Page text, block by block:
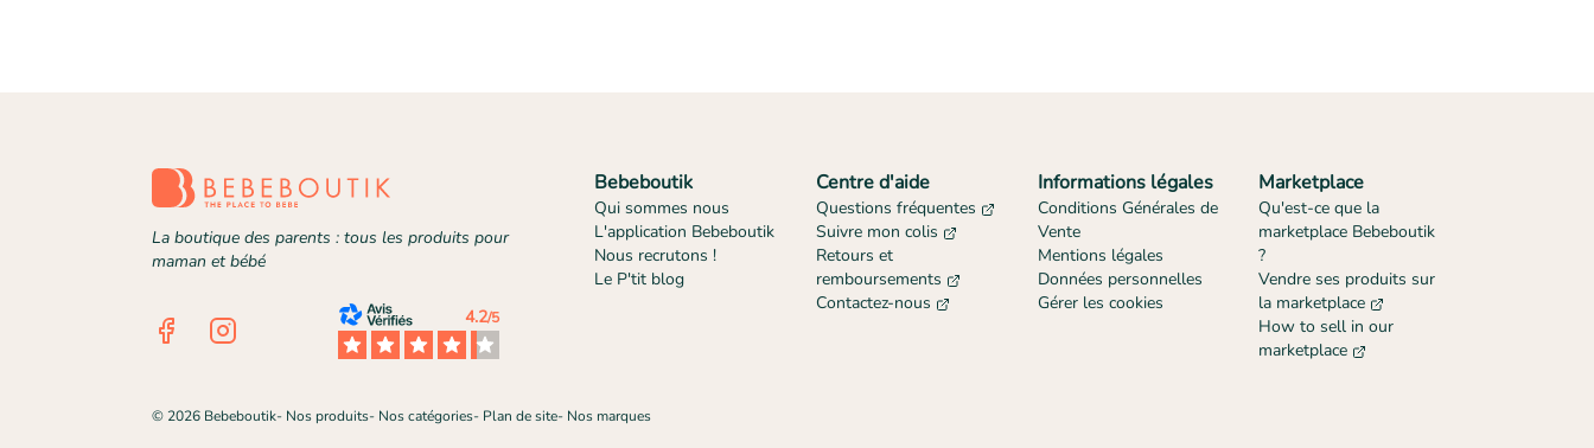
La boutique des parents : tous les produits pour
maman et bébé
FacebookInstagram 4.2/5
Bebeboutik
Qui sommes nous
L'application Bebeboutik
Nous recrutons !
Le P'tit blog
Centre d'aide
Questions fréquentes
Suivre mon colis
Retours et
remboursements
Contactez-nous
Informations légales
Conditions Générales de
Vente
Mentions légales
Données personnelles
Gérer les cookies
Marketplace
Qu'est-ce que la
marketplace Bebeboutik
?
Vendre ses produits sur
la marketplace
How to sell in our
marketplace
© 2026 Bebeboutik- Nos produits- Nos catégories- Plan de site- Nos marques